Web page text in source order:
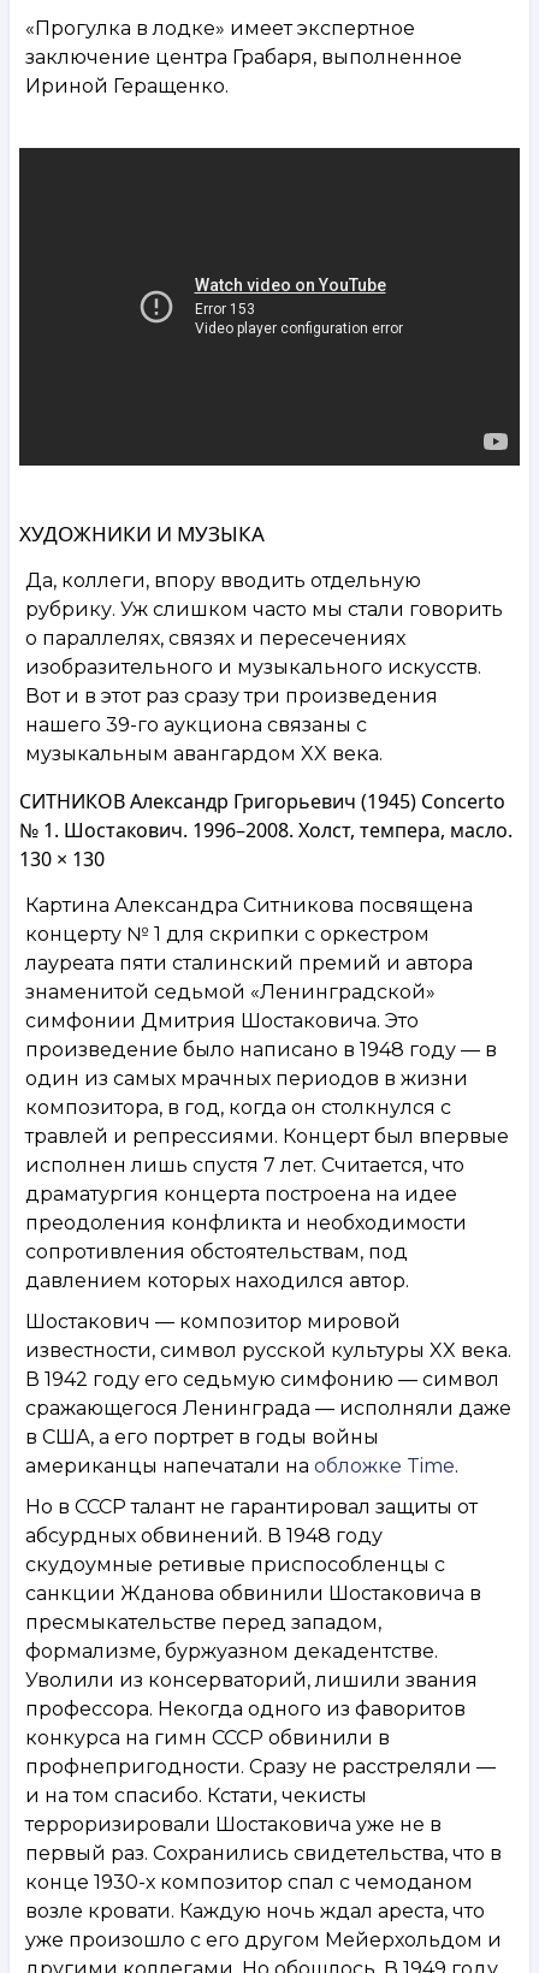
«Прогулка в лодке» имеет экспертное
заключение центра Грабаря, выполненное
Ириной Геращенко.
ХУДОЖНИКИ И МУЗЫКА
Да, коллеги, впору вводить отдельную
рубрику. Уж слишком часто мы стали говорить
о параллелях, связях и пересечениях
изобразительного и музыкального искусств.
Вот и в этот раз сразу три произведения
нашего 39-го аукциона связаны с
музыкальным авангардом XX века.
СИТНИКОВ Александр Григорьевич (1945) Concerto
№ 1. Шостакович. 1996–2008. Холст, темпера, масло.
130 × 130
Картина Александра Ситникова посвящена
концерту № 1 для скрипки с оркестром
лауреата пяти сталинский премий и автора
знаменитой седьмой «Ленинградской»
симфонии Дмитрия Шостаковича. Это
произведение было написано в 1948 году — в
один из самых мрачных периодов в жизни
композитора, в год, когда он столкнулся с
травлей и репрессиями. Концерт был впервые
исполнен лишь спустя 7 лет. Считается, что
драматургия концерта построена на идее
преодоления конфликта и необходимости
сопротивления обстоятельствам, под
давлением которых находился автор.
Шостакович — композитор мировой
известности, символ русской культуры XX века.
В 1942 году его седьмую симфонию — символ
сражающегося Ленинграда — исполняли даже
в США, а его портрет в годы войны
американцы напечатали на обложке Time.
Но в СССР талант не гарантировал защиты от
абсурдных обвинений. В 1948 году
скудоумные ретивые приспособленцы с
санкции Жданова обвинили Шостаковича в
пресмыкательстве перед западом,
формализме, буржуазном декадентстве.
Уволили из консерваторий, лишили звания
профессора. Некогда одного из фаворитов
конкурса на гимн СССР обвинили в
профнепригодности. Сразу не расстреляли —
и на том спасибо. Кстати, чекисты
терроризировали Шостаковича уже не в
первый раз. Сохранились свидетельства, что в
конце 1930-х композитор спал с чемоданом
возле кровати. Каждую ночь ждал ареста, что
уже произошло с его другом Мейерхольдом и
другими коллегами. Но обошлось. В 1949 году